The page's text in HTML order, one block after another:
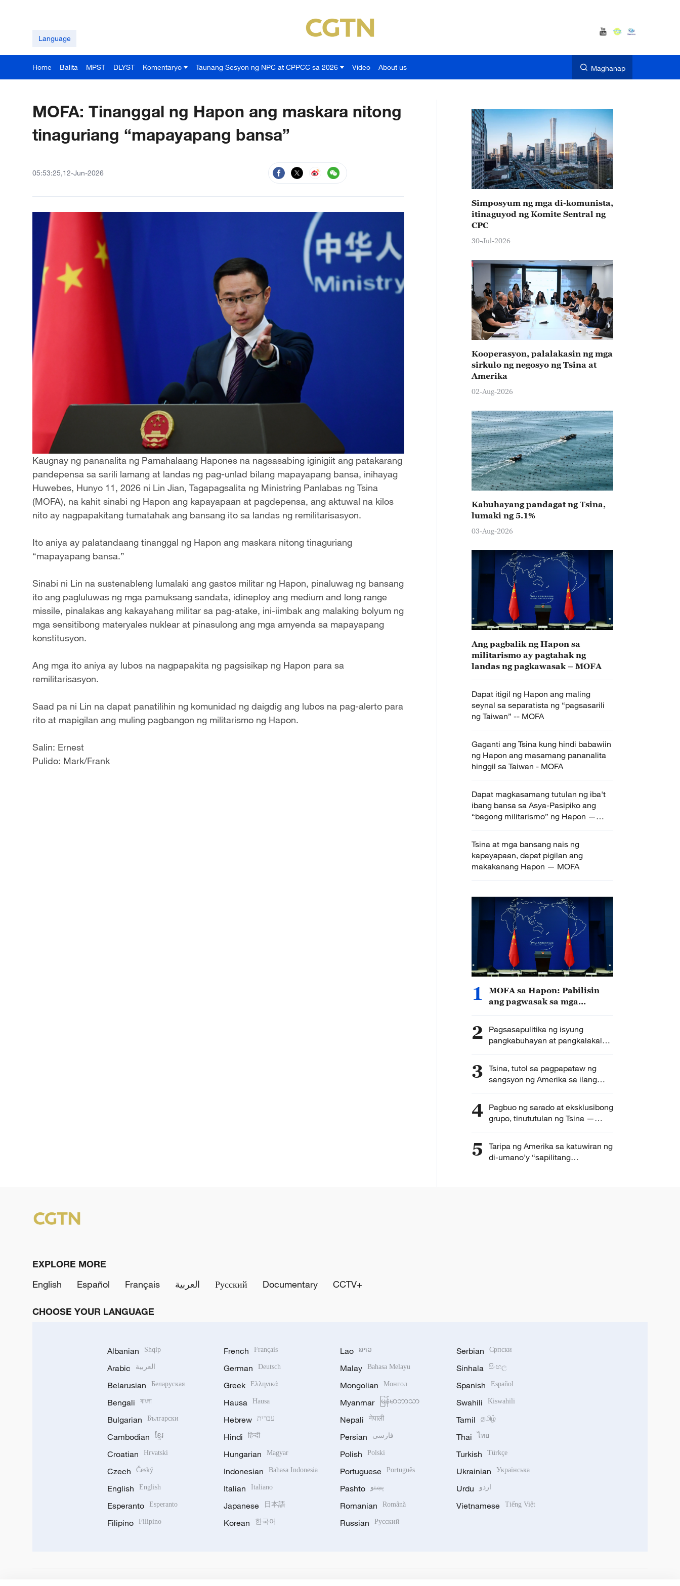
Language
Home Balita MPST DLYST Komentaryo Taunang Sesyon ng NPC at CPPCC sa 2026 Video About us Maghanap
MOFA: Tinanggal ng Hapon ang maskara nitong
tinaguriang “mapayapang bansa”
05:53:25,12-Jun-2026
Kaugnay ng pananalita ng Pamahalaang Hapones na nagsasabing iginigiit ang patakarang
pandepensa sa sarili lamang at landas ng pag-unlad bilang mapayapang bansa, inihayag
Huwebes, Hunyo 11, 2026 ni Lin Jian, Tagapagsalita ng Ministring Panlabas ng Tsina
(MOFA), na kahit sinabi ng Hapon ang kapayapaan at pagdepensa, ang aktuwal na kilos
nito ay nagpapakitang tumatahak ang bansang ito sa landas ng remilitarisasyon.
Ito aniya ay palatandaang tinanggal ng Hapon ang maskara nitong tinaguriang
“mapayapang bansa.”
Sinabi ni Lin na sustenableng lumalaki ang gastos militar ng Hapon, pinaluwag ng bansang
ito ang pagluluwas ng mga pamuksang sandata, idineploy ang medium and long range
missile, pinalakas ang kakayahang militar sa pag-atake, ini-iimbak ang malaking bolyum ng
mga sensitibong materyales nuklear at pinasulong ang mga amyenda sa mapayapang
konstitusyon.
Ang mga ito aniya ay lubos na nagpapakita ng pagsisikap ng Hapon para sa
remilitarisasyon.
Saad pa ni Lin na dapat panatilihin ng komunidad ng daigdig ang lubos na pag-alerto para
rito at mapigilan ang muling pagbangon ng militarismo ng Hapon.
Salin: Ernest
Pulido: Mark/Frank
Simposyum ng mga di-komunista,
itinaguyod ng Komite Sentral ng
CPC
30-Jul-2026
Kooperasyon, palalakasin ng mga
sirkulo ng negosyo ng Tsina at
Amerika
02-Aug-2026
Kabuhayang pandagat ng Tsina,
lumaki ng 5.1%
03-Aug-2026
Ang pagbalik ng Hapon sa
militarismo ay pagtahak ng
landas ng pagkawasak – MOFA
Dapat itigil ng Hapon ang maling
seynal sa separatista ng “pagsasarili
ng Taiwan” -- MOFA
Gaganti ang Tsina kung hindi babawiin
ng Hapon ang masamang pananalita
hinggil sa Taiwan - MOFA
Dapat magkasamang tutulan ng iba't
ibang bansa sa Asya-Pasipiko ang
“bagong militarismo” ng Hapon —
MOFA
Tsina at mga bansang nais ng
kapayapaan, dapat pigilan ang
makakanang Hapon — MOFA
1
MOFA sa Hapon: Pabilisin
ang pagwasak sa mga
2
Pagsasapulitika ng isyung
pangkabuhayan at pangkalakalan
sa katuwiran ng di-umanoy
sarbey ng CGTN
3 Tsina, tutol sa pagpapataw ng
sangsyon ng Amerika sa ilang
institusyon ng pananaliksik ng
4 Pagbuo ng sarado at eksklusibong
grupo, tinututulan ng Tsina —
MOFA
5
Taripa ng Amerika sa katuwiran ng
di-umano’y “sapilitang
EXPLORE MORE
English
Español Français العربية Русский Documentary CCTV+
CHOOSE YOUR LANGUAGE
Albanian Shqip
Arabic العربية
Belarusian Беларуская
Bengali বাংলা
Bulgarian Български
Cambodian ខ្មែរ
Croatian Hrvatski
Czech Český
English English
Esperanto Esperanto
Filipino Filipino
French Français
German Deutsch
Greek Ελληνικά
Hausa Hausa
Hebrew עברית
Hindi हिन्दी
Hungarian Magyar
Indonesian Bahasa Indonesia
Italian Italiano
Japanese 日本語
Korean 한국어
Lao ລາວ
Malay Bahasa Melayu
Mongolian Монгол
Myanmar မြန်မာဘာသာ
Nepali नेपाली
Persian فارسی
Polish Polski
Portuguese Português
Pashto پښتو
Romanian Română
Russian Русский
Serbian Српски
Sinhala සිංහල
Spanish Español
Swahili Kiswahili
Tamil தமிழ்
Thai ไทย
Turkish Türkçe
Ukrainian Українська
Urdu اردو
Vietnamese Tiếng Việt